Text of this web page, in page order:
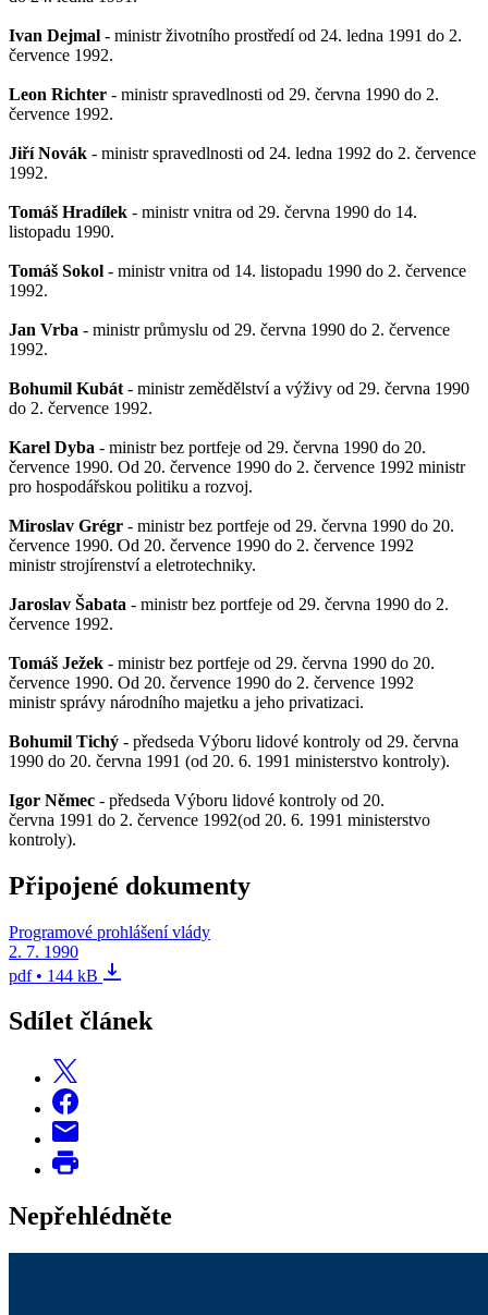
Ivan Dejmal - ministr životního prostředí od 24. ledna 1991 do 2.
července 1992.
Leon Richter - ministr spravedlnosti od 29. června 1990 do 2.
července 1992.
Jiří Novák - ministr spravedlnosti od 24. ledna 1992 do 2. července
1992.
Tomáš Hradílek - ministr vnitra od 29. června 1990 do 14.
listopadu 1990.
Tomáš Sokol - ministr vnitra od 14. listopadu 1990 do 2. července
1992.
Jan Vrba - ministr průmyslu od 29. června 1990 do 2. července
1992.
Bohumil Kubát - ministr zemědělství a výživy od 29. června 1990
do 2. července 1992.
Karel Dyba - ministr bez portfeje od 29. června 1990 do 20.
července 1990. Od 20. července 1990 do 2. července 1992 ministr
pro hospodářskou politiku a rozvoj.
Miroslav Grégr - ministr bez portfeje od 29. června 1990 do 20.
července 1990. Od 20. července 1990 do 2. července 1992
ministr strojírenství a eletrotechniky.
Jaroslav Šabata - ministr bez portfeje od 29. června 1990 do 2.
července 1992.
Tomáš Ježek - ministr bez portfeje od 29. června 1990 do 20.
července 1990. Od 20. července 1990 do 2. července 1992
ministr správy národního majetku a jeho privatizaci.
Bohumil Tichý - předseda Výboru lidové kontroly od 29. června
1990 do 20. června 1991 (od 20. 6. 1991 ministerstvo kontroly).
Igor Němec - předseda Výboru lidové kontroly od 20.
června 1991 do 2. července 1992(od 20. 6. 1991 ministerstvo
kontroly).
Připojené dokumenty
Programové prohlášení vlády
2. 7. 1990
pdf • 144 kB
Sdílet článek
Nepřehlédněte